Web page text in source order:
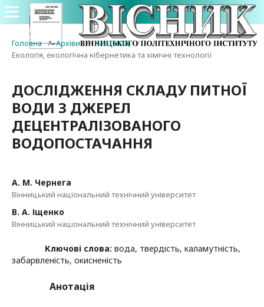
Головна / Архіви / № 4 (2016) /
Екологія, екологічна кібернетика та хімічні технології
ДОСЛІДЖЕННЯ СКЛАДУ ПИТНОЇ
ВОДИ З ДЖЕРЕЛ
ДЕЦЕНТРАЛІЗОВАНОГО
ВОДОПОСТАЧАННЯ
А. М. Чернега
Вінницький національний технічний університет
В. А. Іщенко
Вінницький національний технічний університет
Ключові слова: вода, твердість, каламутність,
забарвленість, окисненість
Анотація